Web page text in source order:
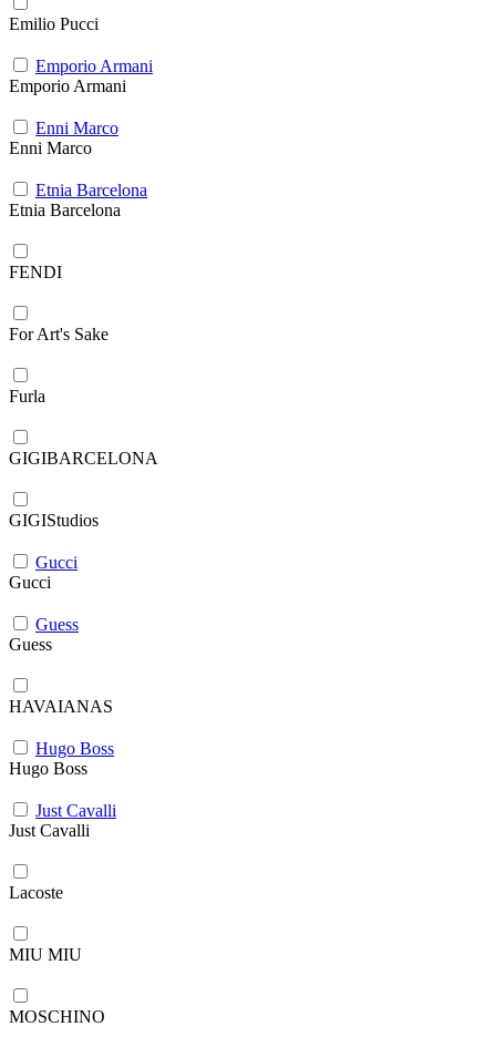
Emilio Pucci
Emporio Armani
Emporio Armani
Enni Marco
Enni Marco
Etnia Barcelona
Etnia Barcelona
FENDI
For Art's Sake
Furla
GIGIBARCELONA
GIGIStudios
Gucci
Gucci
Guess
Guess
HAVAIANAS
Hugo Boss
Hugo Boss
Just Cavalli
Just Cavalli
Lacoste
MIU MIU
MOSCHINO